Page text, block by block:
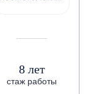
8 лет
стаж работы